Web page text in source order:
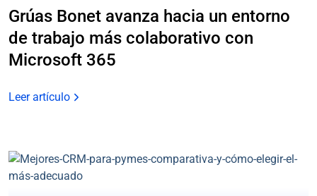
Grúas Bonet avanza hacia un entorno
de trabajo más colaborativo con
Microsoft 365
Leer artículo